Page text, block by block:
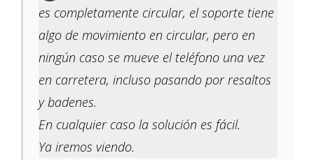
es completamente circular, el soporte tiene
algo de movimiento en circular, pero en
ningún caso se mueve el teléfono una vez
en carretera, incluso pasando por resaltos
y badenes.
En cualquier caso la solución es fácil.
Ya iremos viendo.